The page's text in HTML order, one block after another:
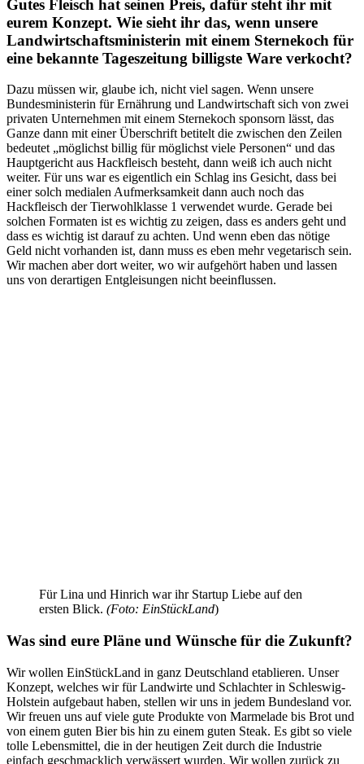
Gutes Fleisch hat seinen Preis, dafür steht ihr mit
eurem Konzept. Wie sieht ihr das, wenn unsere
Landwirtschaftsministerin mit einem Sternekoch für
eine bekannte Tageszeitung billigste Ware verkocht?
Dazu müssen wir, glaube ich, nicht viel sagen. Wenn unsere
Bundesministerin für Ernährung und Landwirtschaft sich von zwei
privaten Unternehmen mit einem Sternekoch sponsorn lässt, das
Ganze dann mit einer Überschrift betitelt die zwischen den Zeilen
bedeutet „möglichst billig für möglichst viele Personen“ und das
Hauptgericht aus Hackfleisch besteht, dann weiß ich auch nicht
weiter. Für uns war es eigentlich ein Schlag ins Gesicht, dass bei
einer solch medialen Aufmerksamkeit dann auch noch das
Hackfleisch der Tierwohlklasse 1 verwendet wurde. Gerade bei
solchen Formaten ist es wichtig zu zeigen, dass es anders geht und
dass es wichtig ist darauf zu achten. Und wenn eben das nötige
Geld nicht vorhanden ist, dann muss es eben mehr vegetarisch sein.
Wir machen aber dort weiter, wo wir aufgehört haben und lassen
uns von derartigen Entgleisungen nicht beeinflussen.
Für Lina und Hinrich war ihr Startup Liebe auf den
ersten Blick. (Foto: EinStückLand)
Was sind eure Pläne und Wünsche für die Zukunft?
Wir wollen EinStückLand in ganz Deutschland etablieren. Unser
Konzept, welches wir für Landwirte und Schlachter in Schleswig-
Holstein aufgebaut haben, stellen wir uns in jedem Bundesland vor.
Wir freuen uns auf viele gute Produkte von Marmelade bis Brot und
von einem guten Bier bis hin zu einem guten Steak. Es gibt so viele
tolle Lebensmittel, die in der heutigen Zeit durch die Industrie
einfach geschmacklich verwässert wurden. Wir wollen zurück zu